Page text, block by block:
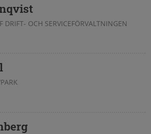
DRIFT- OCH SERVICEFÖRVALTNINGEN